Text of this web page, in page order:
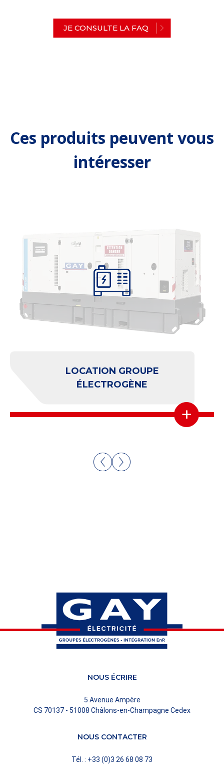
JE CONSULTE LA FAQ
Ces produits peuvent vous
intéresser
CONVERTISSEURS
+
NOUS ÉCRIRE
5 Avenue Ampère
CS 70137 - 51008 Châlons-en-Champagne Cedex
NOUS CONTACTER
Tél. : +33 (0)3 26 68 08 73